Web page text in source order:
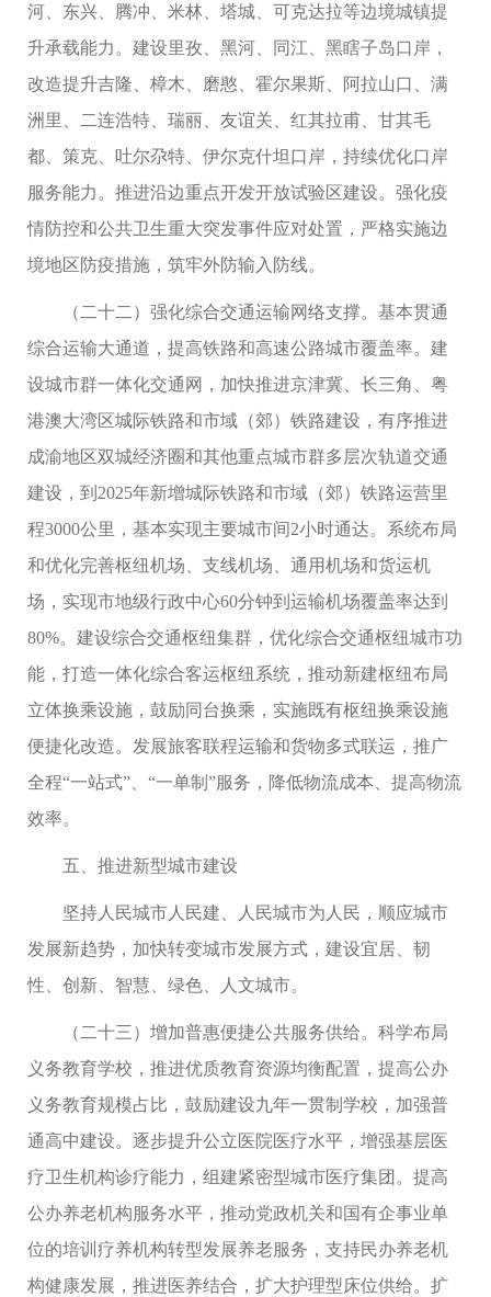
河、东兴、腾冲、米林、塔城、可克达拉等边境城镇提
升承载能力。建设里孜、黑河、同江、黑瞎子岛口岸，
改造提升吉隆、樟木、磨憨、霍尔果斯、阿拉山口、满
洲里、二连浩特、瑞丽、友谊关、红其拉甫、甘其毛
都、策克、吐尔尕特、伊尔克什坦口岸，持续优化口岸
服务能力。推进沿边重点开发开放试验区建设。强化疫
情防控和公共卫生重大突发事件应对处置，严格实施边
境地区防疫措施，筑牢外防输入防线。
（二十二）强化综合交通运输网络支撑。基本贯通
综合运输大通道，提高铁路和高速公路城市覆盖率。建
设城市群一体化交通网，加快推进京津冀、长三角、粤
港澳大湾区城际铁路和市域（郊）铁路建设，有序推进
成渝地区双城经济圈和其他重点城市群多层次轨道交通
建设，到2025年新增城际铁路和市域（郊）铁路运营里
程3000公里，基本实现主要城市间2小时通达。系统布局
和优化完善枢纽机场、支线机场、通用机场和货运机
场，实现市地级行政中心60分钟到运输机场覆盖率达到
80%。建设综合交通枢纽集群，优化综合交通枢纽城市功
能，打造一体化综合客运枢纽系统，推动新建枢纽布局
立体换乘设施，鼓励同台换乘，实施既有枢纽换乘设施
便捷化改造。发展旅客联程运输和货物多式联运，推广
全程“一站式”、“一单制”服务，降低物流成本、提高物流
效率。
五、推进新型城市建设
坚持人民城市人民建、人民城市为人民，顺应城市
发展新趋势，加快转变城市发展方式，建设宜居、韧
性、创新、智慧、绿色、人文城市。
（二十三）增加普惠便捷公共服务供给。科学布局
义务教育学校，推进优质教育资源均衡配置，提高公办
义务教育规模占比，鼓励建设九年一贯制学校，加强普
通高中建设。逐步提升公立医院医疗水平，增强基层医
疗卫生机构诊疗能力，组建紧密型城市医疗集团。提高
公办养老机构服务水平，推动党政机关和国有企事业单
位的培训疗养机构转型发展养老服务，支持民办养老机
构健康发展，推进医养结合，扩大护理型床位供给。扩